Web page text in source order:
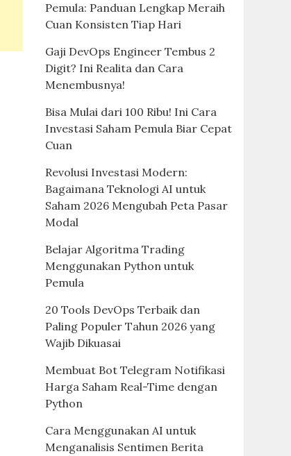
Pemula: Panduan Lengkap Meraih
Cuan Konsisten Tiap Hari
Gaji DevOps Engineer Tembus 2
Digit? Ini Realita dan Cara
Menembusnya!
Bisa Mulai dari 100 Ribu! Ini Cara
Investasi Saham Pemula Biar Cepat
Cuan
Revolusi Investasi Modern:
Bagaimana Teknologi AI untuk
Saham 2026 Mengubah Peta Pasar
Modal
Belajar Algoritma Trading
Menggunakan Python untuk
Pemula
20 Tools DevOps Terbaik dan
Paling Populer Tahun 2026 yang
Wajib Dikuasai
Membuat Bot Telegram Notifikasi
Harga Saham Real-Time dengan
Python
Cara Menggunakan AI untuk
Menganalisis Sentimen Berita